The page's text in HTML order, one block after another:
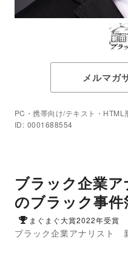
メルマガ
PC・携帯向け/テキスト・HTML
ID: 0001688554
ブラック企業
のブラック事件
まぐまぐ大賞2022年受賞
ブラック企業アナリスト